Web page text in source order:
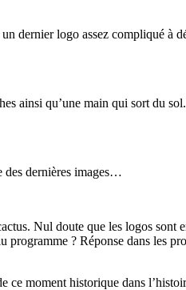
dernier logo assez compliqué à
ainsi qu’une main qui sort du
des dernières images…
Nul doute que les logos sont
programme ? Réponse dans les
moment historique dans